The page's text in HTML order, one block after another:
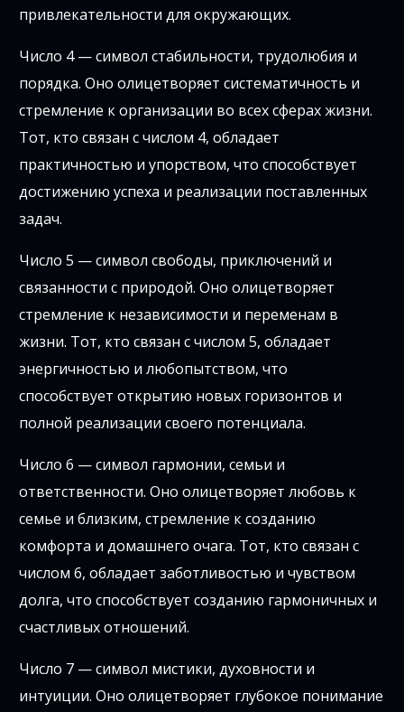
привлекательности для окружающих.
Число 4 — символ стабильности, трудолюбия и
порядка. Оно олицетворяет систематичность и
стремление к организации во всех сферах жизни.
Тот, кто связан с числом 4, обладает
практичностью и упорством, что способствует
достижению успеха и реализации поставленных
задач.
Число 5 — символ свободы, приключений и
связанности с природой. Оно олицетворяет
стремление к независимости и переменам в
жизни. Тот, кто связан с числом 5, обладает
энергичностью и любопытством, что
способствует открытию новых горизонтов и
полной реализации своего потенциала.
Число 6 — символ гармонии, семьи и
ответственности. Оно олицетворяет любовь к
семье и близким, стремление к созданию
комфорта и домашнего очага. Тот, кто связан с
числом 6, обладает заботливостью и чувством
долга, что способствует созданию гармоничных и
счастливых отношений.
Число 7 — символ мистики, духовности и
интуиции. Оно олицетворяет глубокое понимание